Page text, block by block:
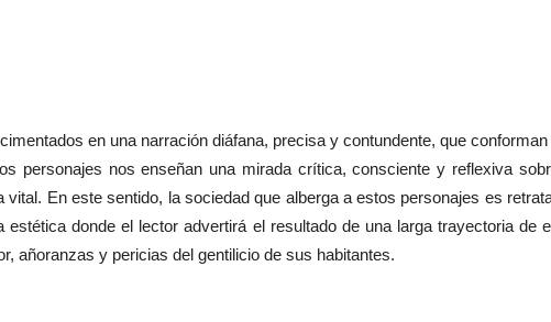
en una narración diáfana, precisa y contundente, que
personajes nos enseñan una mirada crítica, consciente y reflexiva
En este sentido, la sociedad que alberga a estos personajes es
donde el lector advertirá el resultado de una larga trayectoria de
añoranzas y pericias del gentilicio de sus habitantes.